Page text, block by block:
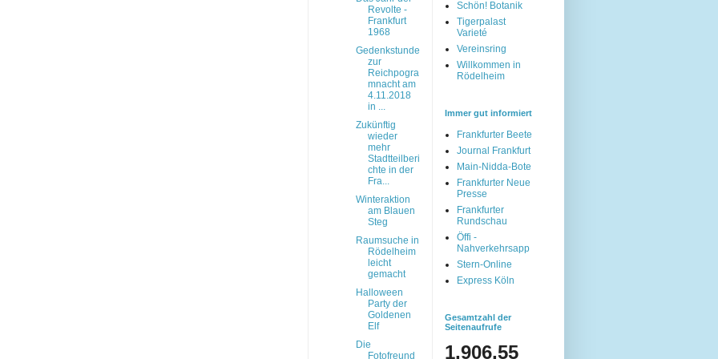
Revolte -
Frankfurt
1968
Gedenkstunde
zur
Reichpogra
mnacht am
4.11.2018
in ...
Zukünftig
wieder
mehr
Stadtteilberi
chte in der
Fra...
Winteraktion
am Blauen
Steg
Raumsuche in
Rödelheim
leicht
gemacht
Halloween
Party der
Goldenen
Elf
Die
Fotofreund
Schön! Botanik
Tigerpalast
Varieté
Vereinsring
Willkommen in
Rödelheim
Immer gut informiert
Frankfurter Beete
Journal Frankfurt
Main-Nidda-Bote
Frankfurter Neue
Presse
Frankfurter
Rundschau
Öffi -
Nahverkehrsapp
Stern-Online
Express Köln
Gesamtzahl der
Seitenaufrufe
1,906,55